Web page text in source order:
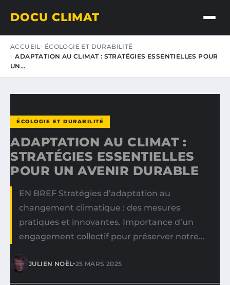
DOCU CLIMAT
ACCUEIL
ÉCOLOGIE ET DURABILITÉ
ADAPTATION AU CLIMAT : STRATÉGIES ESSENTIELLES POUR
UN…
ÉCOLOGIE ET DURABILITÉ
ADAPTATION AU CLIMAT :
STRATÉGIES ESSENTIELLES
POUR UN AVENIR DURABLE
EN BREF Stratégies d’adaptation au
changement climatique : des mesures
pratiques et innovantes. Importance d’un
engagement collectif pour préserver notre…
JULIEN NOËL•25 MARS 2025